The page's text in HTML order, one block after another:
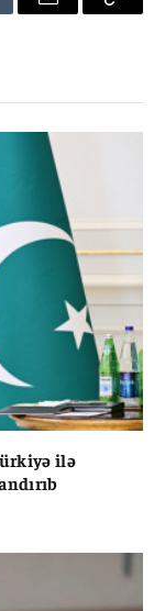
Email
Copy
ilə